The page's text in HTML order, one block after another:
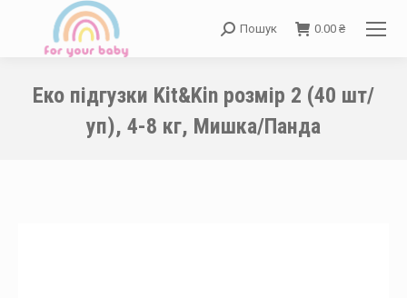
Search:
Пошук 0.00 ₴
Еко підгузки Kit&Kin розмір 2 (40 шт/
уп), 4-8 кг, Мишка/Панда